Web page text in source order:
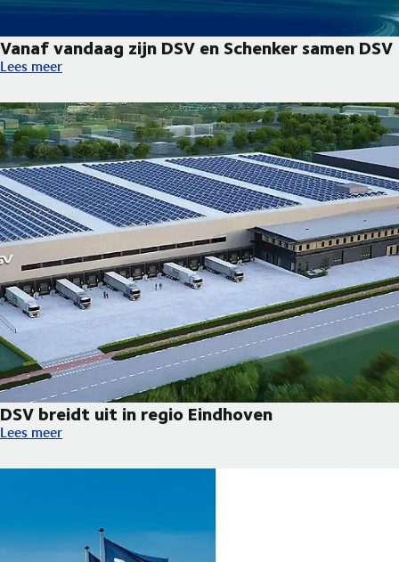
Vanaf vandaag zijn DSV en Schenker samen DSV
Vanaf vandaag zijn DSV en Schenker samen DSV
Lees meer
DSV breidt uit in regio Eindhoven
DSV breidt uit in regio Eindhoven
Lees meer